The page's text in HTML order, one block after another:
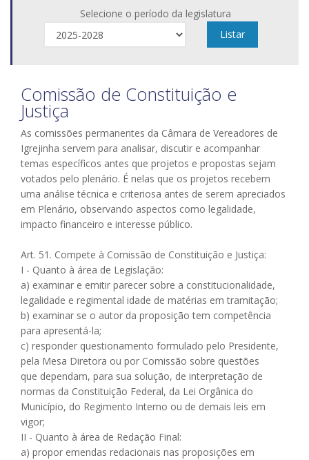
Selecione o período da legislatura
Listar
Comissão de Constituição e
Justiça
As comissões permanentes da Câmara de Vereadores de
Igrejinha servem para analisar, discutir e acompanhar
temas específicos antes que projetos e propostas sejam
votados pelo plenário. É nelas que os projetos recebem
uma análise técnica e criteriosa antes de serem apreciados
em Plenário, observando aspectos como legalidade,
impacto financeiro e interesse público.
Art. 51. Compete à Comissão de Constituição e Justiça:
I - Quanto à área de Legislação:
a) examinar e emitir parecer sobre a constitucionalidade,
legalidade e regimental idade de matérias em tramitação;
b) examinar se o autor da proposição tem competência
para apresentá-la;
c) responder questionamento formulado pelo Presidente,
pela Mesa Diretora ou por Comissão sobre questões
que dependam, para sua solução, de interpretação de
normas da Constituição Federal, da Lei Orgânica do
Município, do Regimento Interno ou de demais leis em
vigor;
II - Quanto à área de Redação Final:
a) propor emendas redacionais nas proposições em